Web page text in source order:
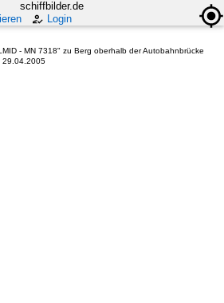
schiffbilder.de
Login
- MN 7318" zu Berg oberhalb der Autobahnbrücke
29.04.2005